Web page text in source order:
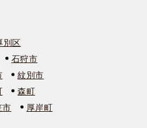
別区
石狩市
紋別市
森町
市
厚岸町